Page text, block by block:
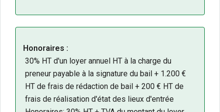
Honoraires :
30% HT d'un loyer annuel HT à la charge du
preneur payable à la signature du bail + 1.200 €
HT de frais de rédaction de bail + 200 € HT de
frais de réalisation d'état des lieux d'entrée